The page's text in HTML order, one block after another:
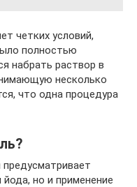
четких условий,
полностью
набрать раствор в
несколько
что одна процедура
но и применение